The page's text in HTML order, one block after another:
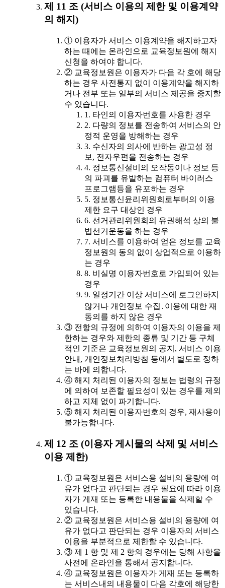
제 11 조 (서비스 이용의 제한 및 이용계약
의 해지)
① 이용자가 서비스 이용계약을 해지하고자
하는 때에는 온라인으로 교육정보원에 해지
신청을 하여야 합니다.
② 교육정보원은 이용자가 다음 각 호에 해당
하는 경우 사전통지 없이 이용계약을 해지하
거나 전부 또는 일부의 서비스 제공을 중지할
수 있습니다.
1. 타인의 이용자번호를 사용한 경우
2. 다량의 정보를 전송하여 서비스의 안
정적 운영을 방해하는 경우
3. 수신자의 의사에 반하는 광고성 정
보, 전자우편을 전송하는 경우
4. 정보통신설비의 오작동이나 정보 등
의 파괴를 유발하는 컴퓨터 바이러스
프로그램등을 유포하는 경우
5. 정보통신윤리위원회로부터의 이용
제한 요구 대상인 경우
6. 선거관리위원회의 유권해석 상의 불
법선거운동을 하는 경우
7. 서비스를 이용하여 얻은 정보를 교육
정보원의 동의 없이 상업적으로 이용하
는 경우
8. 비실명 이용자번호로 가입되어 있는
경우
9. 일정기간 이상 서비스에 로그인하지
않거나 개인정보 수집․이용에 대한 재
동의를 하지 않은 경우
③ 전항의 규정에 의하여 이용자의 이용을 제
한하는 경우와 제한의 종류 및 기간 등 구체
적인 기준은 교육정보원의 공지, 서비스 이용
안내, 개인정보처리방침 등에서 별도로 정하
는 바에 의합니다.
④ 해지 처리된 이용자의 정보는 법령의 규정
에 의하여 보존할 필요성이 있는 경우를 제외
하고 지체 없이 파기합니다.
⑤ 해지 처리된 이용자번호의 경우, 재사용이
불가능합니다.
제 12 조 (이용자 게시물의 삭제 및 서비스
이용 제한)
① 교육정보원은 서비스용 설비의 용량에 여
유가 없다고 판단되는 경우 필요에 따라 이용
자가 게재 또는 등록한 내용물을 삭제할 수
있습니다.
② 교육정보원은 서비스용 설비의 용량에 여
유가 없다고 판단되는 경우 이용자의 서비스
이용을 부분적으로 제한할 수 있습니다.
③ 제 1 항 및 제 2 항의 경우에는 당해 사항을
사전에 온라인을 통해서 공지합니다.
④ 교육정보원은 이용자가 게재 또는 등록하
는 서비스내의 내용물이 다음 각호에 해당한